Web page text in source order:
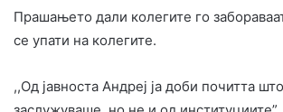
Прашањето дали колегите го
се упати на колегите.
,,Од јавноста Андреј ја доби почитта што